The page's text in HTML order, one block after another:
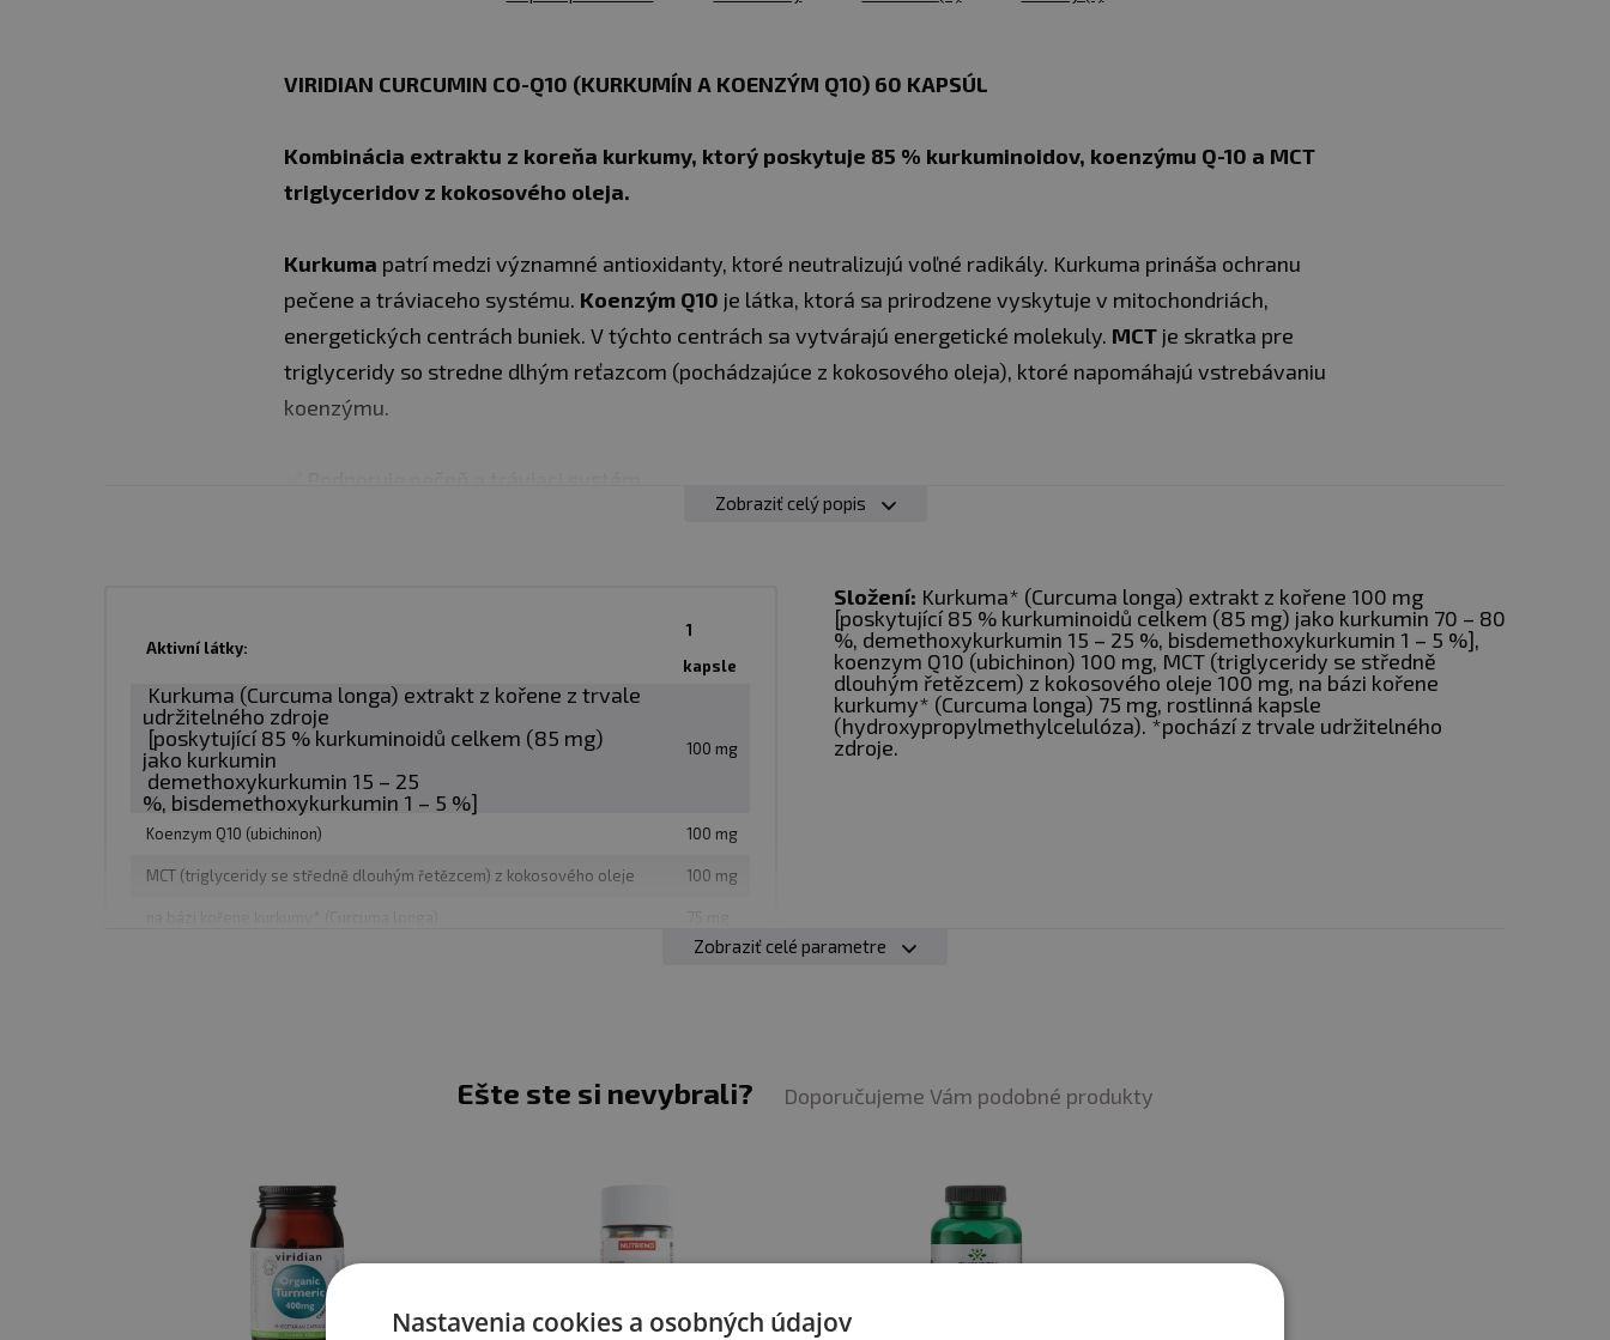
VIRIDIAN CURCUMIN CO-Q10 (KURKUMÍN A KOENZÝM Q10) 60 KAPSÚL
Kombinácia extraktu z koreňa kurkumy, ktorý poskytuje 85 % kurkuminoidov, koenzýmu Q-10 a MCT
triglyceridov z kokosového oleja.
Kurkuma patrí medzi významné antioxidanty, ktoré neutralizujú voľné radikály. Kurkuma prináša ochranu
pečene a tráviaceho systému. Koenzým Q10 je látka, ktorá sa prirodzene vyskytuje v mitochondriách,
energetických centrách buniek. V týchto centrách sa vytvárajú energetické molekuly. MCT je skratka pre
triglyceridy so stredne dlhým reťazcom (pochádzajúce z kokosového oleja), ktoré napomáhajú vstrebávaniu
koenzýmu.
60 kapsúl.
Dávkovanie: 1-2 kapsuly
Počet dávok v balení : 30-60
dojčiace ženy. Skladujte na suchom mieste a pri teplote do 25 °C. Nevystavujte priamemu slnečnému
Upozornenie pre alergikov : Alergény v zložkách výrobku sú zvýraznenétučným písmom
Zobraziť celý popis
Aktivní látky:
1
kapsle
Kurkuma (Curcuma longa) extrakt z kořene z trvale
udržitelného zdroje
[poskytující 85 % kurkuminoidů celkem (85 mg)
jako kurkumin
demethoxykurkumin 15 – 25
%, bisdemethoxykurkumin 1 – 5 %]
100 mg
Koenzym Q10 (ubichinon) 100 mg
MCT (triglyceridy se středně dlouhým řetězcem) z kokosového oleje 100 mg
Složení: Kurkuma* (Curcuma longa) extrakt z kořene 100 mg
[poskytující 85 % kurkuminoidů celkem (85 mg) jako kurkumin 70 – 80
%, demethoxykurkumin 15 – 25 %, bisdemethoxykurkumin 1 – 5 %],
koenzym Q10 (ubichinon) 100 mg, MCT (triglyceridy se středně
dlouhým řetězcem) z kokosového oleje 100 mg, na bázi kořene
kurkumy* (Curcuma longa) 75 mg, rostlinná kapsle
(hydroxypropylmethylcelulóza). *pochází z trvale udržitelného
zdroje.
Zobraziť celé parametre
Ešte ste si nevybrali? Doporučujeme Vám podobné produkty
Nastavenia cookies a osobných údajov